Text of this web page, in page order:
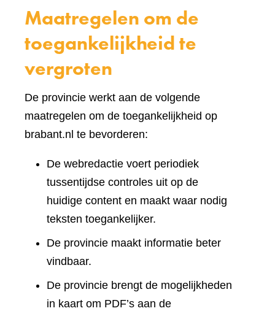
Maatregelen om de
toegankelijkheid te
vergroten
De provincie werkt aan de volgende
maatregelen om de toegankelijkheid op
brabant.nl te bevorderen:
De webredactie voert periodiek
tussentijdse controles uit op de
huidige content en maakt waar nodig
teksten toegankelijker.
De provincie maakt informatie beter
vindbaar.
De provincie brengt de mogelijkheden
in kaart om PDF’s aan de